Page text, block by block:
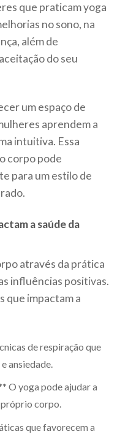
que praticam yoga
no sono, na
além de
do seu
um espaço de
aprendem a
intuitiva. Essa
corpo pode
para um estilo de
a saúde da
através da prática
influências positivas.
que impactam a
de respiração que
ansiedade.
O yoga pode ajudar a
corpo.
que favorecem a